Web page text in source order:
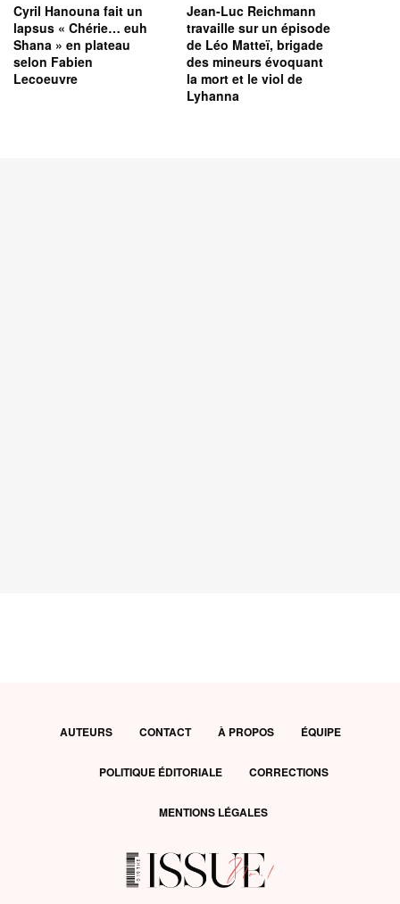
Cyril Hanouna fait un
lapsus « Chérie… euh
Shana » en plateau
selon Fabien
Lecoeuvre
Jean-Luc Reichmann
travaille sur un épisode
de Léo Matteï, brigade
des mineurs évoquant
la mort et le viol de
Lyhanna
AUTEURS CONTACT À PROPOS ÉQUIPE
POLITIQUE ÉDITORIALE CORRECTIONS
MENTIONS LÉGALES